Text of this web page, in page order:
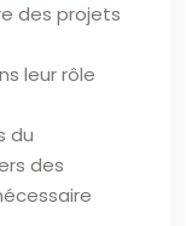
des projets
leur rôle
du
des